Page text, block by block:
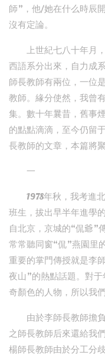
師”，他/她在什么時辰
沒有定論。
上世紀七八十年月
西語系分出來，自力成
師長教師有兩位，一位
教師。緣分使然，我曾
集。數十年曩昔，舊事
的點點滴滴，至今仍留
長教師的文章，本篇將
一
1978年秋，我考進
班生，拔出早半年進學
自北京，京城的“侃爺”
常常聽同窗“侃”燕園里
重要的掌門傳授就是李
夜山”的熱點話題。對
奇顏色的人物，所以我
由於李師長教師擔
之師長教師后來還給我
楊師長教師由於分工分